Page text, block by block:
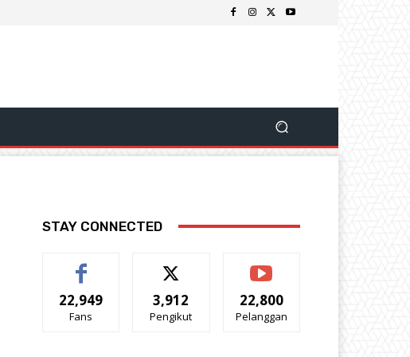
STAY CONNECTED
22,949
Fans
3,912
Pengikut
22,800
Pelanggan